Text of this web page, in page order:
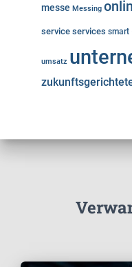
messe Messing
service services smart
umsatz